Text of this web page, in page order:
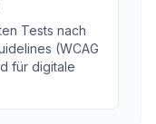
Tests nach
(WCAG
für digitale